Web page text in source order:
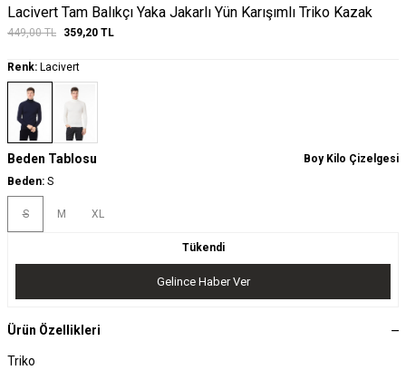
Lacivert Tam Balıkçı Yaka Jakarlı Yün Karışımlı Triko Kazak
449,00TL 359,20 TL
Renk: Lacivert
Beden Tablosu
Boy Kilo Çizelgesi
Beden: S
S M XL
Tükendi
Gelince Haber Ver
Ürün Özellikleri
Triko